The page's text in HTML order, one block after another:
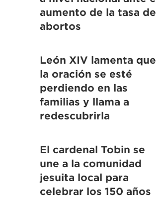
aumento de la tasa de
abortos
León XIV lamenta que
la oración se esté
perdiendo en las
familias y llama a
redescubrirla
El cardenal Tobin se
une a la comunidad
jesuita local para
celebrar los 150 años